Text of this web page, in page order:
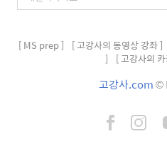
[ MS prep ] [ 고강사의 동영상 강좌 ]
]
[ 고강사의
고강사.com©